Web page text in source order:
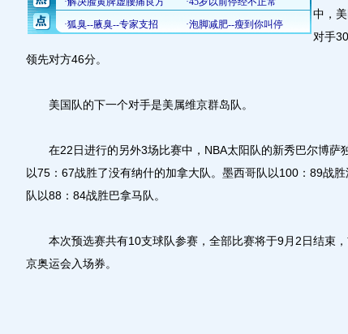
中，
对手
领先对方46分。
美国队的下一个对手是美属维京群岛队。
在22日进行的另外3场比赛中，NBA太阳队的新秀巴尔博萨
以75：67战胜了没有纳什的加拿大队。墨西哥队以100：89战
队以88：84战胜巴拿马队。
本次预选赛共有10支球队参赛，全部比赛将于9月2日结束，
京奥运会入场券。